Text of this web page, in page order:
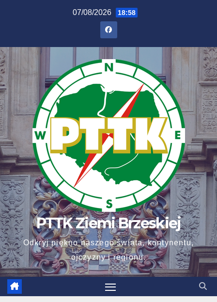
07/08/2026 18:58
PTTK Ziemi Brzeskiej
Odkryj piękno naszego świata, kontynentu,
ojczyzny i regionu.